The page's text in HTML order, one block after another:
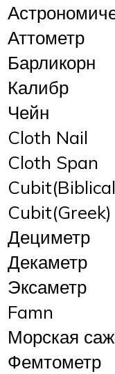
Аттометр
Барликорн
Калибр
Чейн
Cloth Nail
Cloth Span
Cubit(Greek)
Дециметр
Декаметр
Эксаметр
Famn
Морская
Фемтометр